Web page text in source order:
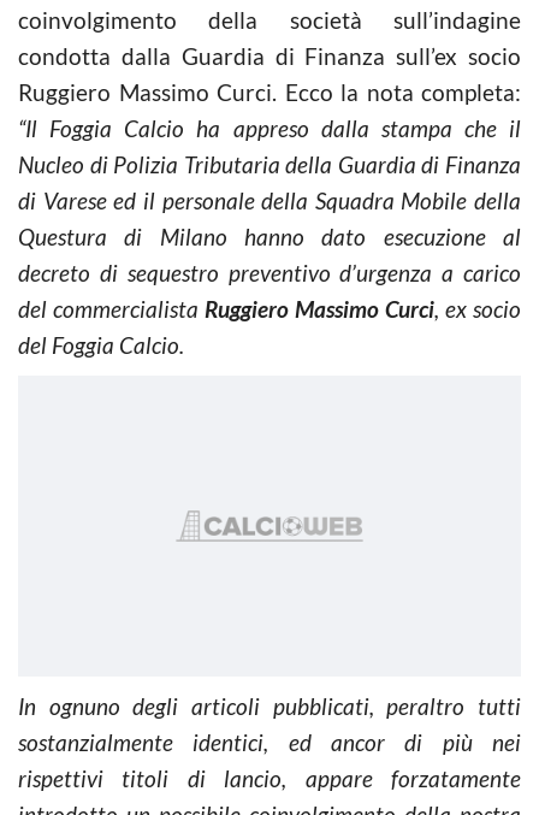
coinvolgimento della società sull’indagine
condotta dalla Guardia di Finanza sull’ex socio
Ruggiero Massimo Curci. Ecco la nota completa:
“Il Foggia Calcio ha appreso dalla stampa che il
Nucleo di Polizia Tributaria della Guardia di Finanza
di Varese ed il personale della Squadra Mobile della
Questura di Milano hanno dato esecuzione al
decreto di sequestro preventivo d’urgenza a carico
del commercialista Ruggiero Massimo Curci, ex socio
del Foggia Calcio.
In ognuno degli articoli pubblicati, peraltro tutti
sostanzialmente identici, ed ancor di più nei
rispettivi titoli di lancio, appare forzatamente